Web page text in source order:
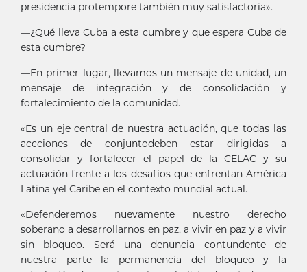
presidencia protempore también muy satisfactoria».
—¿Qué lleva Cuba a esta cumbre y que espera Cuba de
esta cumbre?
—En primer lugar, llevamos un mensaje de unidad, un
mensaje de integración y de consolidación y
fortalecimiento de la comunidad.
«Es un eje central de nuestra actuación, que todas las
accciones de conjuntodeben estar dirigidas a
consolidar y fortalecer el papel de la CELAC y su
actuación frente a los desafíos que enfrentan América
Latina yel Caribe en el contexto mundial actual.
«Defenderemos nuevamente nuestro derecho
soberano a desarrollarnos en paz, a vivir en paz y a vivir
sin bloqueo. Será una denuncia contundente de
nuestra parte la permanencia del bloqueo y la